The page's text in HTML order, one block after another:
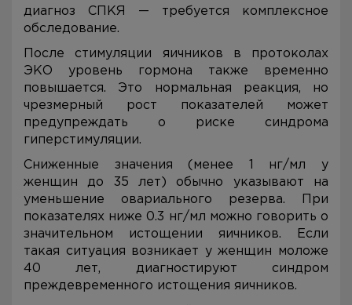
диагноз СПКЯ — требуется комплексное
обследование.
После стимуляции яичников в протоколах
ЭКО уровень гормона также временно
повышается. Это нормальная реакция, но
чрезмерный рост показателей может
предупреждать о риске синдрома
гиперстимуляции.
Сниженные значения (менее 1 нг/мл у
женщин до 35 лет) обычно указывают на
уменьшение овариального резерва. При
показателях ниже 0.3 нг/мл можно говорить о
значительном истощении яичников. Если
такая ситуация возникает у женщин моложе
40 лет, диагностируют синдром
преждевременного истощения яичников.